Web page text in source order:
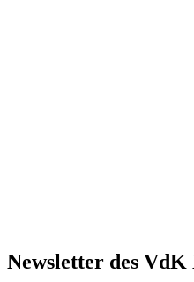
Newsletter des VdK